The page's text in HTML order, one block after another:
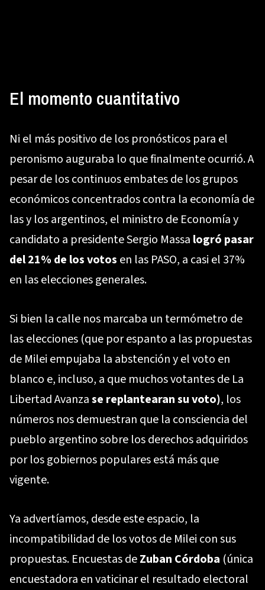
El momento cuantitativo
Ni el más positivo de los pronósticos para el
peronismo auguraba lo que finalmente ocurrió. A
pesar de los continuos embates de los grupos
económicos concentrados contra la economía de
las y los argentinos, el ministro de Economía y
candidato a presidente Sergio Massa logró pasar
del 21% de los votos en las PASO, a casi el 37%
en las elecciones generales.
Si bien la calle nos marcaba un termómetro de
las elecciones (que por espanto a las propuestas
de Milei empujaba la abstención y el voto en
blanco e, incluso, a que muchos votantes de La
Libertad Avanzase replantearan su voto), los
números nos demuestran que la consciencia del
pueblo argentino sobre los derechos adquiridos
por los gobiernos populares está más que
vigente.
Ya advertíamos, desde este espacio, la
incompatibilidad de los votos de Milei con sus
propuestas. Encuestas deZuban Córdoba (única
encuestadora en vaticinar el resultado electoral